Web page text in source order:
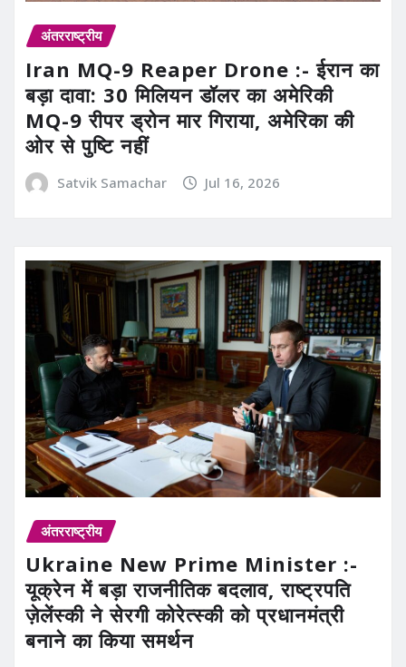
अंतरराष्ट्रीय
Iran MQ-9 Reaper Drone :- ईरान का
बड़ा दावा: 30 मिलियन डॉलर का अमेरिकी
MQ-9 रीपर ड्रोन मार गिराया, अमेरिका की
ओर से पुष्टि नहीं
Satvik Samachar Jul 16, 2026
अंतरराष्ट्रीय
Ukraine New Prime Minister :-
यूक्रेन में बड़ा राजनीतिक बदलाव, राष्ट्रपति
ज़ेलेंस्की ने सेरगी कोरेत्स्की को प्रधानमंत्री
बनाने का किया समर्थन